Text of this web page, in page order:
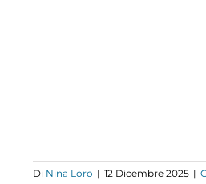
Di Nina Loro | 12 Dicembre 2025 |